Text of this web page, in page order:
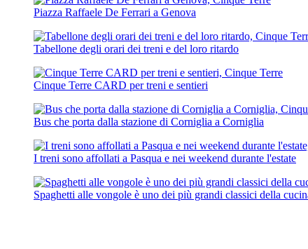
Piazza Raffaele De Ferrari a Genova
Tabellone degli orari dei treni e del loro ritardo
Cinque Terre CARD per treni e sentieri
Bus che porta dalla stazione di Corniglia a Corniglia
I treni sono affollati a Pasqua e nei weekend durante l'estate
Spaghetti alle vongole è uno dei più grandi classici della